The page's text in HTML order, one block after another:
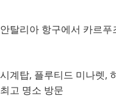
안탈리아 항구에서 카르
시계탑, 플루티드 미나렛,
최고 명소 방문